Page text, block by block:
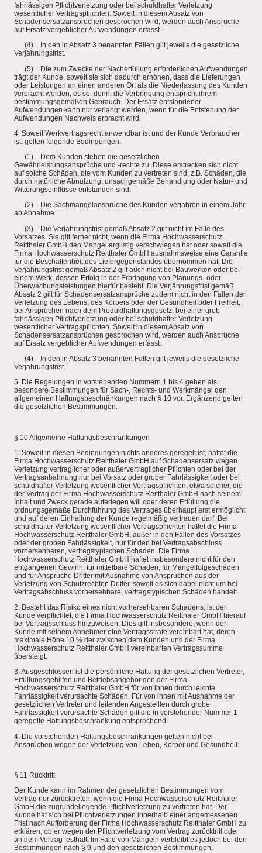
fahrlässigen Pflichtverletzung oder bei schuldhafter Verletzung
wesentlicher Vertragspflichten. Soweit in diesem Absatz von
Schadensersatzansprüchen gesprochen wird, werden auch Ansprüche
auf Ersatz vergeblicher Aufwendungen erfasst.
(4) In den in Absatz 3 benannten Fällen gilt jeweils die gesetzliche
Verjährungsfrist.
(5) Die zum Zwecke der Nacherfüllung erforderlichen Aufwendungen
trägt der Kunde, soweit sie sich dadurch erhöhen, dass die Lieferungen
oder Leistungen an einen anderen Ort als die Niederlassung des Kunden
verbracht werden, es sei denn, die Verbringung entspricht ihrem
bestimmungsgemäßen Gebrauch. Der Ersatz entstandener
Aufwendungen kann nur verlangt werden, wenn für die Entstehung der
Aufwendungen Nachweis erbracht wird.
4. Soweit Werkvertragsrecht anwendbar ist und der Kunde Verbraucher
ist, gelten folgende Bedingungen:
(1) Dem Kunden stehen die gesetzlichen
Gewährleistungsansprüche und -rechte zu. Diese erstrecken sich nicht
auf solche Schäden, die vom Kunden zu vertreten sind, z.B. Schäden, die
durch natürliche Abnutzung, unsachgemäße Behandlung oder Natur- und
Witterungseinflüsse entstanden sind.
(2) Die Sachmängelansprüche des Kunden verjähren in einem Jahr
ab Abnahme.
(3) Die Verjährungsfrist gemäß Absatz 2 gilt nicht im Falle des
Vorsatzes. Sie gilt ferner nicht, wenn die Firma Hochwasserschutz
Reitthaler GmbH den Mangel arglistig verschwiegen hat oder soweit die
Firma Hochwasserschutz Reitthaler GmbH ausnahmsweise eine Garantie
für die Beschaffenheit des Liefergegenstandes übernommen hat. Die
Verjährungsfrist gemäß Absatz 2 gilt auch nicht bei Bauwerken oder bei
einem Werk, dessen Erfolg in der Erbringung von Planungs- oder
Überwachungsleistungen hierfür besteht. Die Verjährungsfrist gemäß
Absatz 2 gilt für Schadensersatzansprüche zudem nicht in den Fällen der
Verletzung des Lebens, des Körpers oder der Gesundheit oder Freiheit,
bei Ansprüchen nach dem Produkthaftungsgesetz, bei einer grob
fahrlässigen Pflichtverletzung oder bei schuldhafter Verletzung
wesentlicher Vertragspflichten. Soweit in diesem Absatz von
Schadensersatzansprüchen gesprochen wird, werden auch Ansprüche
auf Ersatz vergeblicher Aufwendungen erfasst.
(4) In den in Absatz 3 benannten Fällen gilt jeweils die gesetzliche
Verjährungsfrist.
5. Die Regelungen in vorstehenden Nummern 1 bis 4 gehen als
besondere Bestimmungen für Sach-, Rechts- und Werkmängel den
allgemeinen Haftungsbeschränkungen nach § 10 vor. Ergänzend gelten
die gesetzlichen Bestimmungen.
§ 10 Allgemeine Haftungsbeschränkungen
1. Soweit in diesen Bedingungen nichts anderes geregelt ist, haftet die
Firma Hochwasserschutz Reitthaler GmbH auf Schadensersatz wegen
Verletzung vertraglicher oder außervertraglicher Pflichten oder bei der
Vertragsanbahnung nur bei Vorsatz oder grober Fahrlässigkeit oder bei
schuldhafter Verletzung wesentlicher Vertragspflichten, etwa solcher, die
der Vertrag der Firma Hochwasserschutz Reitthaler GmbH nach seinem
Inhalt und Zweck gerade auferlegen will oder deren Erfüllung die
ordnungsgemäße Durchführung des Vertrages überhaupt erst ermöglicht
und auf deren Einhaltung der Kunde regelmäßig vertrauen darf. Bei
schuldhafter Verletzung wesentlicher Vertragspflichten haftet die Firma
Hochwasserschutz Reitthaler GmbH, außer in den Fällen des Vorsatzes
oder der groben Fahrlässigkeit, nur für den bei Vertragsabschluss
vorhersehbaren, vertragstypischen Schaden. Die Firma
Hochwasserschutz Reitthaler GmbH haftet insbesondere nicht für den
entgangenen Gewinn, für mittelbare Schäden, für Mangelfolgeschäden
und für Ansprüche Dritter mit Ausnahme von Ansprüchen aus der
Verletzung von Schutzrechten Dritter, soweit es sich dabei nicht um bei
Vertragsabschluss vorhersehbare, vertragstypischen Schäden handelt.
2. Besteht das Risiko eines nicht vorhersehbaren Schadens, ist der
Kunde verpflichtet, die Firma Hochwasserschutz Reitthaler GmbH hierauf
bei Vertragsschluss hinzuweisen. Dies gilt insbesondere, wenn der
Kunde mit seinem Abnehmer eine Vertragsstrafe vereinbart hat, deren
maximale Höhe 10 % der zwischen dem Kunden und der Firma
Hochwasserschutz Reitthaler GmbH vereinbarten Vertragssumme
übersteigt.
3. Ausgeschlossen ist die persönliche Haftung der gesetzlichen Vertreter,
Erfüllungsgehilfen und Betriebsangehörigen der Firma
Hochwasserschutz Reitthaler GmbH für von ihnen durch leichte
Fahrlässigkeit verursachte Schäden. Für von ihnen mit Ausnahme der
gesetzlichen Vertreter und leitenden Angestellten durch grobe
Fahrlässigkeit verursachte Schäden gilt die in vorstehender Nummer 1
geregelte Haftungsbeschränkung entsprechend.
4. Die vorstehenden Haftungsbeschränkungen gelten nicht bei
Ansprüchen wegen der Verletzung von Leben, Körper und Gesundheit.
§ 11 Rücktritt
Der Kunde kann im Rahmen der gesetzlichen Bestimmungen vom
Vertrag nur zurücktreten, wenn die Firma Hochwasserschutz Reitthaler
GmbH die zugrundeliegende Pflichtverletzung zu vertreten hat. Der
Kunde hat sich bei Pflichtverletzungen innerhalb einer angemessenen
Frist nach Aufforderung der Firma Hochwasserschutz Reitthaler GmbH zu
erklären, ob er wegen der Pflichtverletzung vom Vertrag zurücktritt oder
an dem Vertrag festhält. Im Falle von Mängeln verbleibt es jedoch bei den
Bestimmungen nach § 9 und den gesetzlichen Bestimmungen.